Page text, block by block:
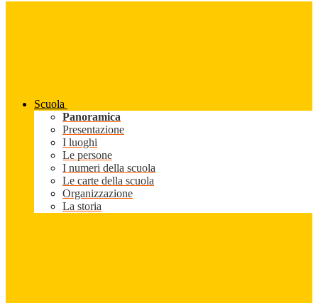
Scuola
Panoramica
Presentazione
I luoghi
Le persone
I numeri della scuola
Le carte della scuola
Organizzazione
La storia